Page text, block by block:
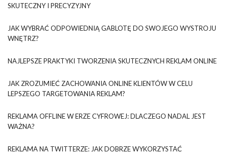
SKUTECZNY I PRECYZYJNY
JAK WYBRAĆ ODPOWIEDNIĄ GABLOTĘ DO SWOJEGO WYSTROJU
WNĘTRZ?
NAJLEPSZE PRAKTYKI TWORZENIA SKUTECZNYCH REKLAM ONLINE
JAK ZROZUMIEĆ ZACHOWANIA ONLINE KLIENTÓW W CELU
LEPSZEGO TARGETOWANIA REKLAM?
REKLAMA OFFLINE W ERZE CYFROWEJ: DLACZEGO NADAL JEST
WAŻNA?
REKLAMA NA TWITTERZE: JAK DOBRZE WYKORZYSTAĆ